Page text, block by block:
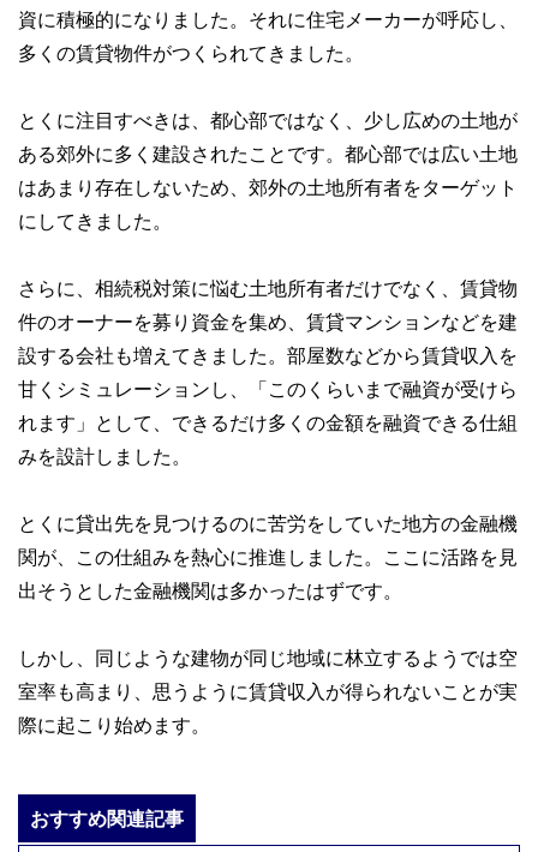
資に積極的になりました。それに住宅メーカーが呼応し、
多くの賃貸物件がつくられてきました。
とくに注目すべきは、都心部ではなく、少し広めの土地が
ある郊外に多く建設されたことです。都心部では広い土地
はあまり存在しないため、郊外の土地所有者をターゲット
にしてきました。
さらに、相続税対策に悩む土地所有者だけでなく、賃貸物
件のオーナーを募り資金を集め、賃貸マンションなどを建
設する会社も増えてきました。部屋数などから賃貸収入を
甘くシミュレーションし、「このくらいまで融資が受けら
れます」として、できるだけ多くの金額を融資できる仕組
みを設計しました。
とくに貸出先を見つけるのに苦労をしていた地方の金融機
関が、この仕組みを熱心に推進しました。ここに活路を見
出そうとした金融機関は多かったはずです。
しかし、同じような建物が同じ地域に林立するようでは空
室率も高まり、思うように賃貸収入が得られないことが実
際に起こり始めます。
おすすめ関連記事